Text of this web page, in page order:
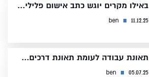
באילו מקרים יוגש כתב אישום פלילי...
ben 11.12.25
תאונת עבודה לעומת תאונת דרכים...
ben 05.07.25